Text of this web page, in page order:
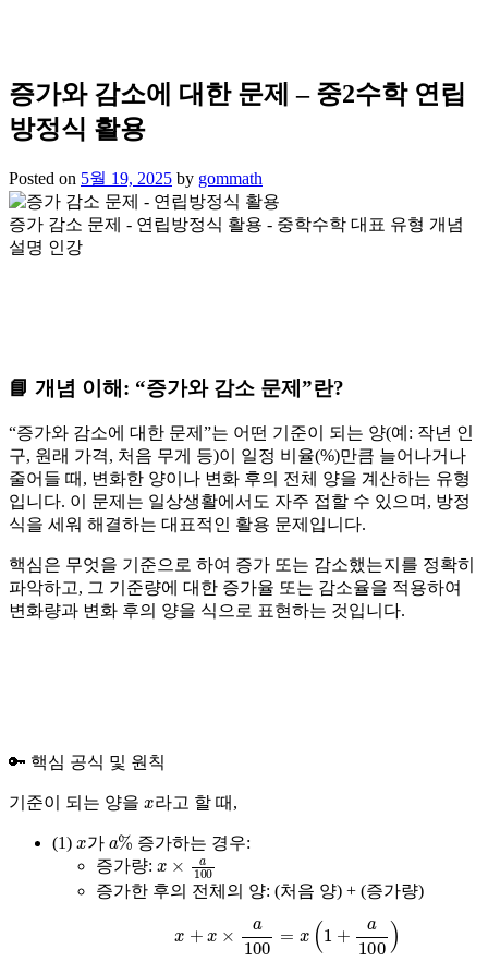
증가와 감소에 대한 문제 – 중2수학 연립
방정식 활용
Posted on 5월 19, 2025 by gommath
증가 감소 문제 - 연립방정식 활용 - 중학수학 대표 유형 개념
설명 인강
📘 개념 이해: “증가와 감소 문제”란?
“증가와 감소에 대한 문제”는 어떤 기준이 되는 양(예: 작년 인
구, 원래 가격, 처음 무게 등)이 일정 비율(%)만큼 늘어나거나
줄어들 때, 변화한 양이나 변화 후의 전체 양을 계산하는 유형
입니다. 이 문제는 일상생활에서도 자주 접할 수 있으며, 방정
식을 세워 해결하는 대표적인 활용 문제입니다.
핵심은 무엇을 기준으로 하여 증가 또는 감소했는지 를 정확히
파악하고, 그 기준량에 대한 증가율 또는 감소율을 적용하여
변화량과 변화 후의 양을 식으로 표현하는 것입니다.
🔑 핵심 공식 및 원칙
기준이 되는 양을 라고 할 때,
(1) 가 % 증가하는 경우:
증가량:
× a 100
증가한 후의 전체의 양: (처음 양) + (증가량)
100 1+ )